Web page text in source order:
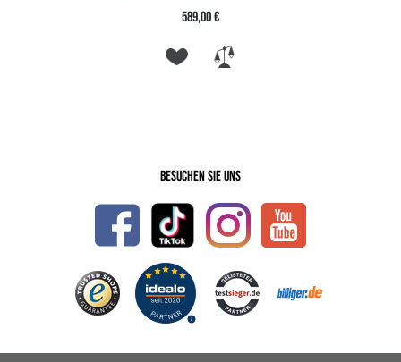
589,00 €
Besuchen Sie uns